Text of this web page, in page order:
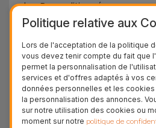
les Reconditionnés
Découvrez l'iPhone
L'iPhone 11 Pro, lancé en
premiers appareils de la
triple capteur photo arrière
Avec une finition haut de
offre également l'un des
Politique relative aux
Lors de l'acceptation de la politique
vous devez tenir compte du fait que
permet la personnalisation de
services et d'offres adaptés à vos
données personnelles et les
la personnalisation des annonces.
sur notre utilisation des cookies ou
moment sur notre politique de